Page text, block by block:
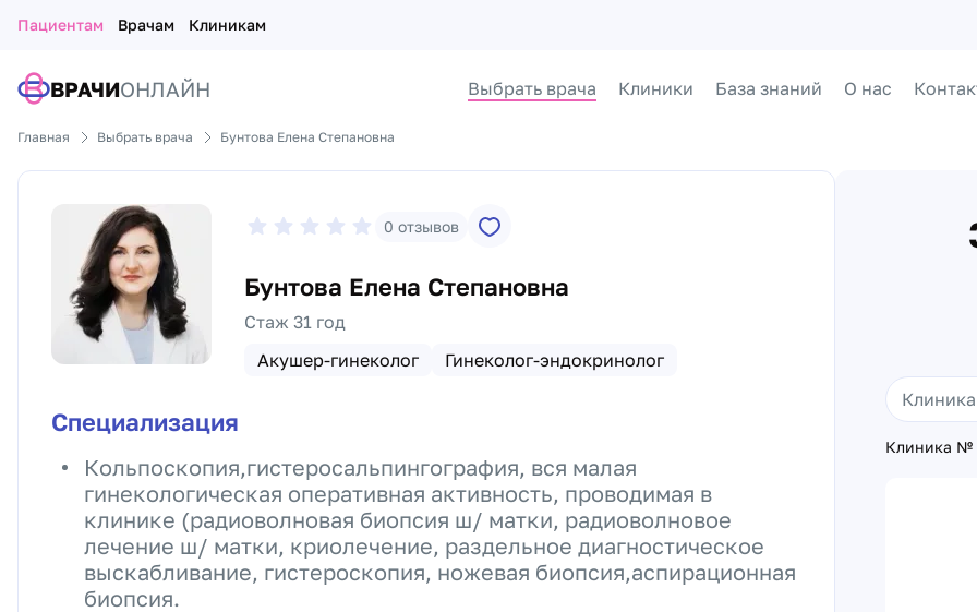
Пациентам Врачам Клиникам
ВРАЧИОНЛАЙН Выбрать врача Клиники База знаний О нас
Главная Выбрать врача Бунтова Елена Степановна
0 отзывов
Бунтова Елена Степановна
Стаж 31 год
Акушер-гинеколог
Гинеколог-эндокринолог
Специализация
Кольпоскопия,гистеросальпингография, вся малая
гинекологическая оперативная активность, проводимая в
клинике (радиоволновая биопсия ш/ матки, радиоволновое
лечение ш/ матки, криолечение, раздельное диагностическое
выскабливание, гистероскопия, ножевая биопсия,аспирационная
биопсия.
Клиника №